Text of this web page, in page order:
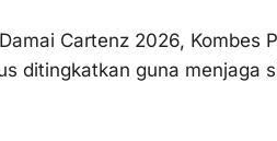
Cartenz 2026, Kombes
ditingkatkan guna menjaga